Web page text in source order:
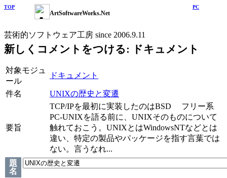
TOP PC
ArtSoftwareWorks.Net
芸術的ソフトウェア工房 since 2006.9.11
新しくコメントをつける: ドキュメント
対象モジュ
ール
ドキュメント
件名 UNIXの歴史と変遷
要旨
TCP/IPを最初に実装したのはBSD フリー系
PC-UNIXを語る前に、UNIXそのものについて
触れておこう。UNIXとはWindowsNTなどとは
違い、特定の製品やパッケージを指す言葉では
ない。言うなれ...
題
名